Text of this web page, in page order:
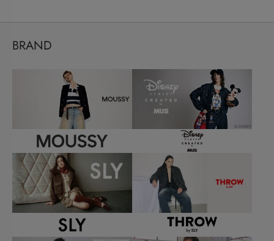
BRAND